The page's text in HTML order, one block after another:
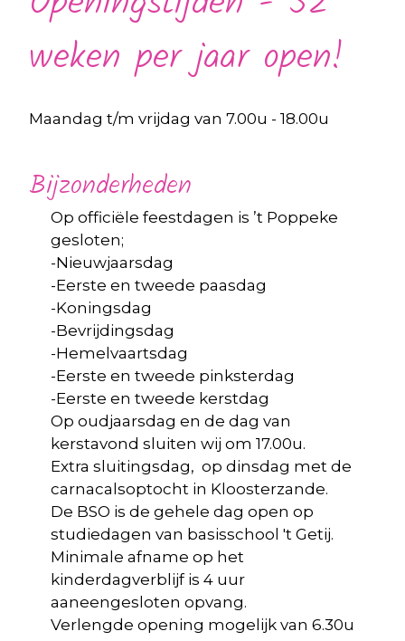
weken per jaar open!
Maandag t/m vrijdag van 7.00u - 18.00u
Bijzonderheden
Op officiële feestdagen is ’t Poppeke
gesloten;
-Nieuwjaarsdag
-Eerste en tweede paasdag
-Koningsdag
-Bevrijdingsdag
-Hemelvaartsdag
-Eerste en tweede pinksterdag
-Eerste en tweede kerstdag
Op oudjaarsdag en de dag van
kerstavond sluiten wij om 17.00u.
Extra sluitingsdag, op dinsdag met de
carnacalsoptocht in Kloosterzande.
De BSO is de gehele dag open op
studiedagen van basisschool 't Getij.
Minimale afname op het
kinderdagverblijf is 4 uur
aaneengesloten opvang.
Verlengde opening mogelijk van 6.30u